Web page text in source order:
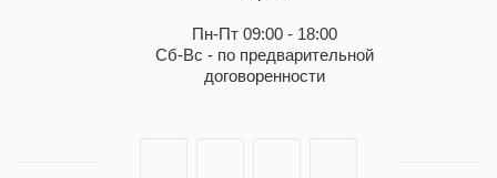
Пн-Пт 09:00 - 18:00
Сб-Вс - по предварительной
договоренности